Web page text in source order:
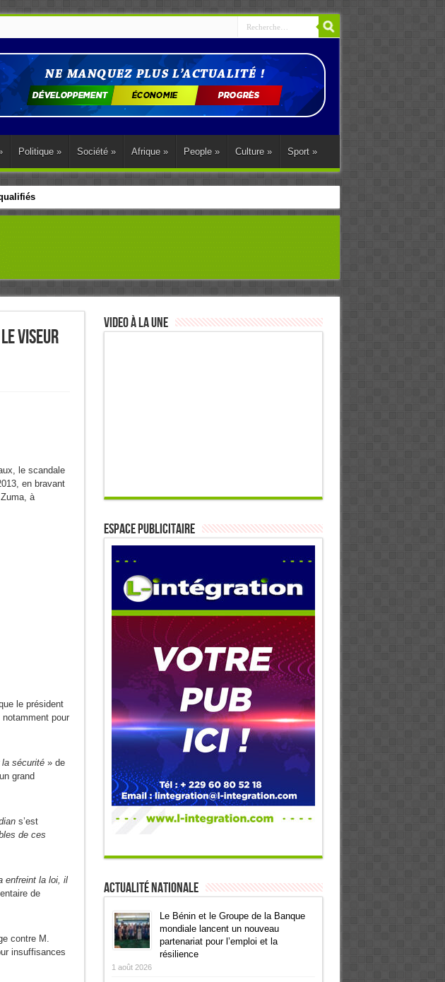
Politique » Société » Afrique » People » Culture » Sport »
sur la question des réparations
viseur
le scandale
en bravant
à
le président
pour
la sécurité» de
grand
s’est
de ces
enfreint la loi, il
de
contre M.
insuffisances
Video à la Une
ESPACE PUBLICITAIRE
Actualité Nationale
Le Bénin et le Groupe de la Banque
mondiale lancent un nouveau
partenariat pour l’emploi et la
résilience
1 août 2026